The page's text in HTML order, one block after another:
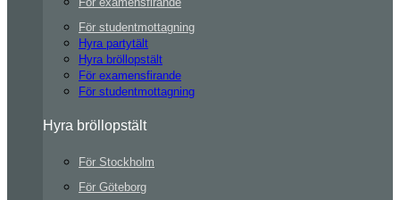
För studentmottagning
Hyra partytält
Hyra bröllopstält
För examensfirande
För studentmottagning
Hyra bröllopstält
För Stockholm
För Göteborg